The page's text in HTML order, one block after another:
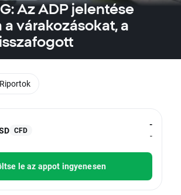
Az ADP jelentése
várakozásokat, a
CFD
-
-
le az appot ingyenesen